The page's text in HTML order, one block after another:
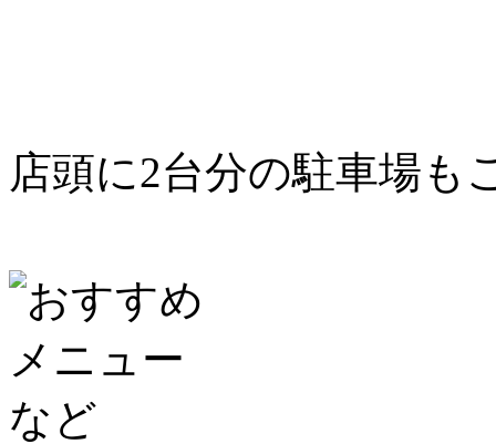
店頭に2台分の駐車場も